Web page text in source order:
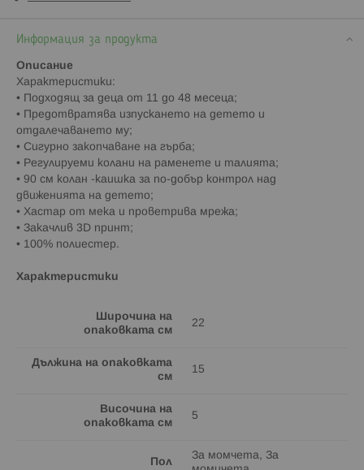
Информация за продукта
Описание
Характеристики:
• Подходящ за деца от 11 до 48 месеца;
• Предотвратява изпускането на детето и
отдалечаването му;
• Сигурно закопчаване на гърба;
• Регулируеми колани на раменете и талията;
• 90 см колан -каишка за по-добър контрол над
движенията на детето;
• Хастар от мека и проветрива мрежа;
• Закачлив 3D принт;
• 100% полиестер.
Характеристики
Широчина на
опаковката см
22
Дължина на опаковката
см
15
Височина на
опаковката см
5
Пол
За момчета, За